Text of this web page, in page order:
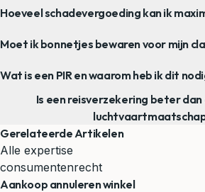
Hoeveel schadevergoeding kan ik
Moet ik bonnetjes bewaren voor mijn
Wat is een PIR en waarom heb ik dit
Is een reisverzekering beter dan
Gerelateerde Artikelen
Alle expertise
consumentenrecht
Aankoop annuleren winkel